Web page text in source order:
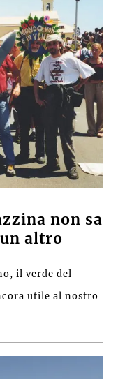
non sa
altro
il verde del
utile al nostro